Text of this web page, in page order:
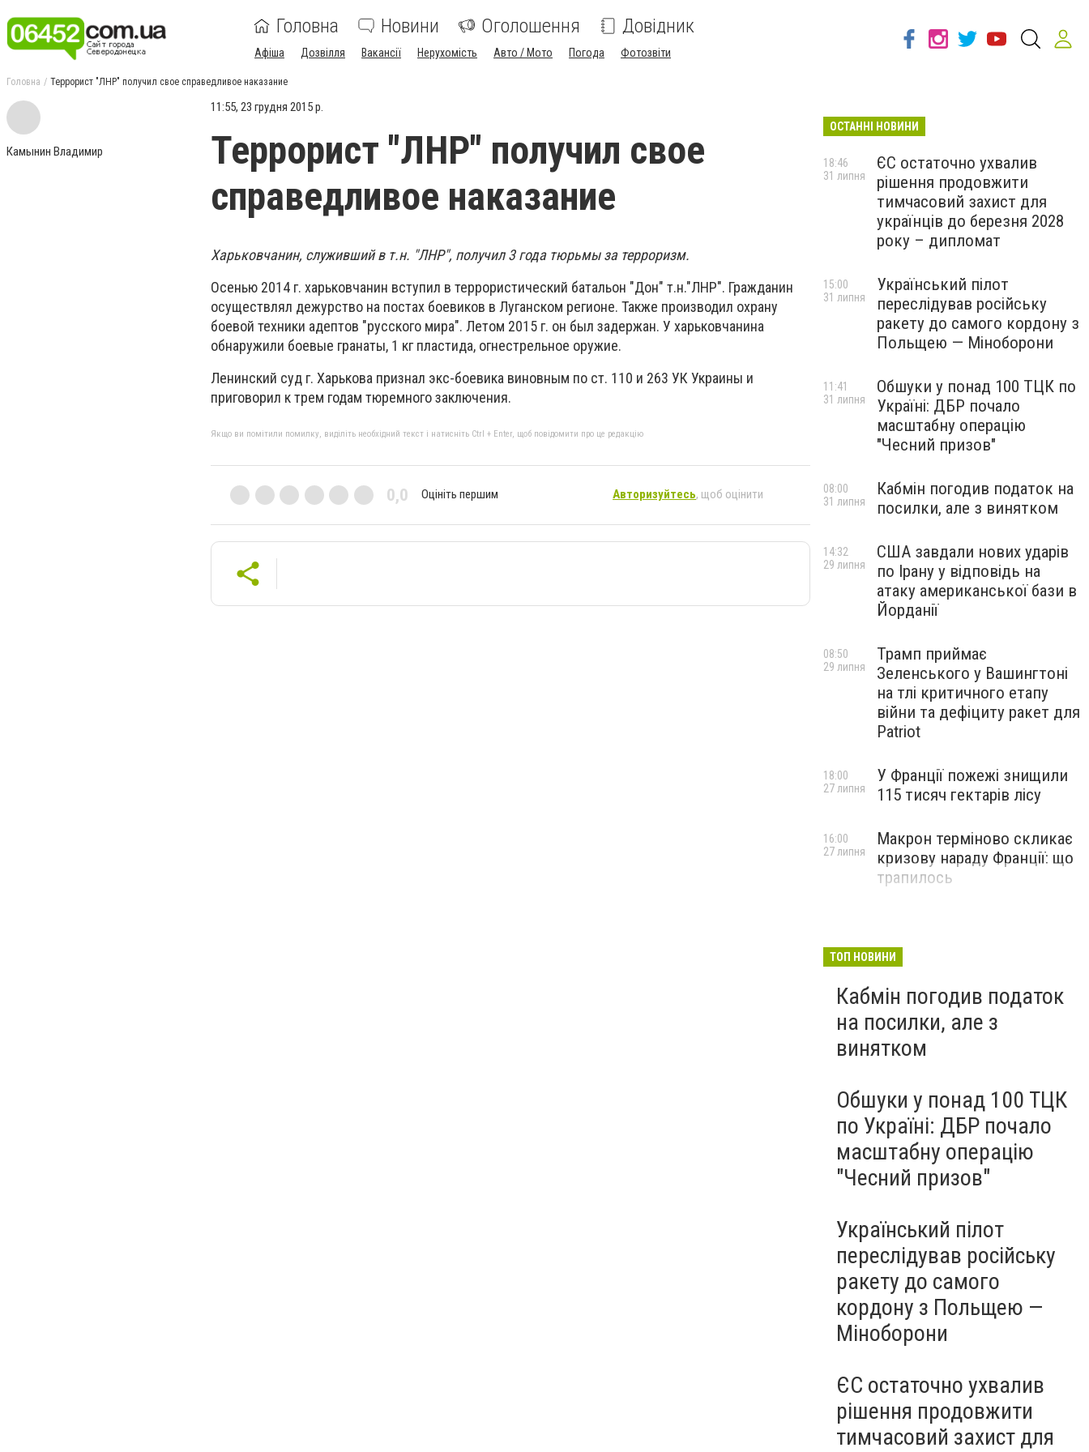
Головна Новини Оголошення Довідник
Афіша Дозвілля Вакансії Нерухомість Авто / Мото Погода Фотозвіти
Головна Террорист "ЛНР" получил свое справедливое наказание
Камынин Владимир
11:55, 23 грудня 2015 р.
Террорист "ЛНР" получил свое
справедливое наказание
Харьковчанин, служивший в т.н. "ЛНР", получил 3 года тюрьмы за терроризм.
Осенью 2014 г. харьковчанин вступил в террористический батальон "Дон" т.н."ЛНР". Гражданин
осуществлял дежурство на постах боевиков в Луганском регионе. Также производил охрану
боевой техники адептов "русского мира". Летом 2015 г. он был задержан. У харьковчанина
обнаружили боевые гранаты, 1 кг пластида, огнестрельное оружие.
Ленинский суд г. Харькова признал экс-боевика виновным по ст. 110 и 263 УК Украины и
приговорил к трем годам тюремного заключения.
Якщо ви помітили помилку, виділіть необхідний текст і натисніть Ctrl + Enter, щоб повідомити про це редакцію
0,0 Оцініть першим Авторизуйтесь, щоб оцінити
ОСТАННІ НОВИНИ
ЄС остаточно ухвалив
рішення продовжити
тимчасовий захист для
українців до березня 2028
року – дипломат
18:46
31 липня
Український пілот
переслідував російську
ракету до самого кордону з
Польщею — Міноборони
15:00
31 липня
Обшуки у понад 100 ТЦК по
Україні: ДБР почало
масштабну операцію
"Чесний призов"
11:41
31 липня
Кабмін погодив податок на
посилки, але з винятком
08:00
31 липня
США завдали нових ударів
по Ірану у відповідь на
атаку американської бази в
Йорданії
14:32
29 липня
Трамп приймає
Зеленського у Вашингтоні
на тлі критичного етапу
війни та дефіциту ракет для
Patriot
08:50
29 липня
У Франції пожежі знищили
115 тисяч гектарів лісу
18:00
27 липня
Макрон терміново скликає
кризову нараду Франції: що
трапилось
16:00
27 липня
ТОП НОВИНИ
Кабмін погодив податок
на посилки, але з
винятком
Обшуки у понад 100 ТЦК
по Україні: ДБР почало
масштабну операцію
"Чесний призов"
Український пілот
переслідував російську
ракету до самого
кордону з Польщею —
Міноборони
ЄС остаточно ухвалив
рішення продовжити
тимчасовий захист для